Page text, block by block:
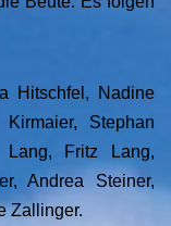
Hitschfel, Nadine
Stephan
Lang, Fritz Lang,
Andrea Steiner,
Zallinger.